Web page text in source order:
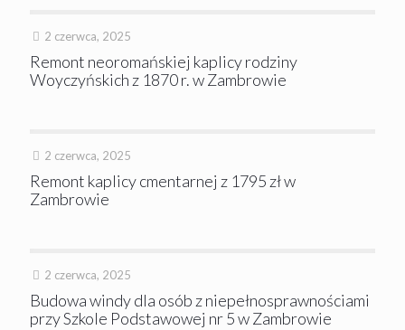
2 czerwca, 2025
Remont neoromańskiej kaplicy rodziny
Woyczyńskich z 1870 r. w Zambrowie
2 czerwca, 2025
Remont kaplicy cmentarnej z 1795 zł w
Zambrowie
2 czerwca, 2025
Budowa windy dla osób z niepełnosprawnościami
przy Szkole Podstawowej nr 5 w Zambrowie